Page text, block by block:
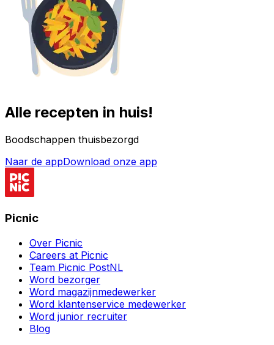
Alle recepten in huis!
Boodschappen thuisbezorgd
Naar de appDownload onze app
Picnic
Over Picnic
Careers at Picnic
Team Picnic PostNL
Word bezorger
Word magazijnmedewerker
Word klantenservice medewerker
Word junior recruiter
Blog